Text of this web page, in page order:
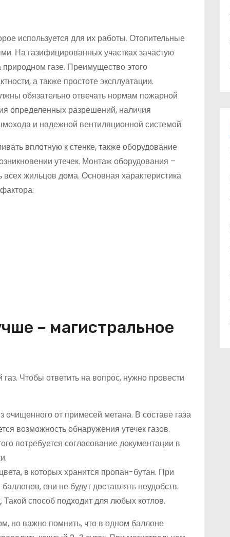
используется для их работы. Отопительные
На газифицированных участках зачастую
газе. Преимущество этого
а также простоте эксплуатации.
обязательно отвечать нормам пожарной
определенных разрешений, наличия
и надежной вентиляционной системой.
вплотную к стенке, также оборудование
утечек. Монтаж оборудования –
всех жильцов дома. Основная характеристика
– магистральное
Чтобы ответить на вопрос, нужно провести
очищенного от примесей метана. В составе газа
возможность обнаружения утечек газов.
потребуется согласование документации в
в которых хранится пропан-бутан. При
они не будут доставлять неудобств.
способ подходит для любых котлов.
но важно помнить, что в одном баллоне